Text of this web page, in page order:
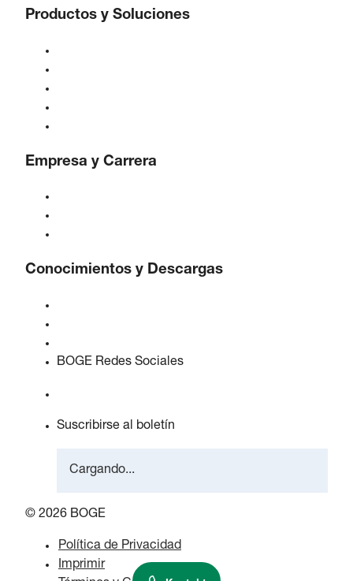
Productos y Soluciones
Empresa y Carrera
Conocimientos y Descargas
BOGE Redes Sociales
Suscribirse al boletín
Cargando...
© 2026 BOGE
Política de Privacidad
Imprimir